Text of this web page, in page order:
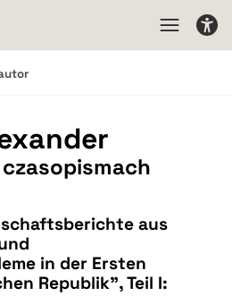
aus
in der Ersten
Republik", Teil I: